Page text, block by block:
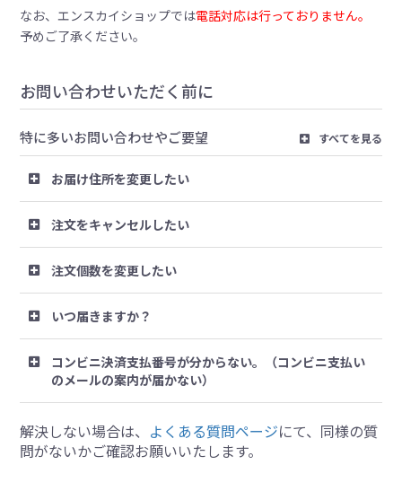
なお、エンスカイショップでは電話対応は行っておりません。
予めご了承ください。
お問い合わせいただく前に
特に多いお問い合わせやご要望 すべてを見る
お届け住所を変更したい
注文をキャンセルしたい
注文個数を変更したい
いつ届きますか？
コンビニ決済支払番号が分からない。（コンビニ支払い
のメールの案内が届かない）
解決しない場合は、 よくある質問ページにて、同様の質
問がないかご確認お願いいたします。